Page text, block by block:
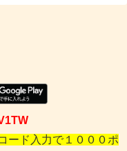
ード入力で１０００ポ